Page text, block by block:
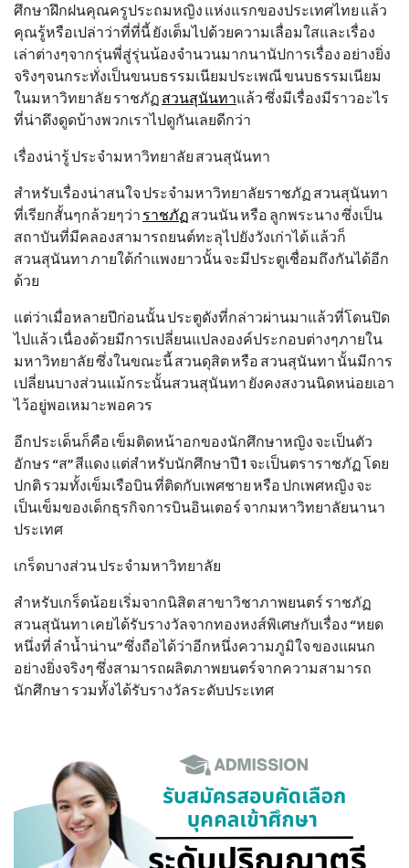
ศึกษาฝึกฝนคุณครูประถมหญิง แห่งแรกของประเทศไทย แล้ว
คุณรู้หรือเปล่าว่าที่ที่นี้ ยังเต็มไปด้วยความเลื่อมใสและเรื่อง
เล่าต่างๆจากรุ่นพี่สู่รุ่นน้องจำนวนมากนานัปการเรื่อง อย่างยิ่ง
จริงๆจนกระทั่งเป็นขนบธรรมเนียมประเพณี ขนบธรรมเนียม
ในมหาวิทยาลัย ราชภัฏ สวนสุนันทาแล้ว ซึ่งมีเรื่องมีราวอะไร
ที่น่าดึงดูดบ้างพวกเราไปดูกันเลยดีกว่า
เรื่องน่ารู้ ประจำมหาวิทยาลัย สวนสุนันทา
สำหรับเรื่องน่าสนใจ ประจำมหาวิทยาลัยราชภัฏ สวนสุนันทา
ที่เรียกสั้นๆกล้วยๆว่า ราชภัฏ สวนนัน หรือ ลูกพระนาง ซึ่งเป็น
สถาบันที่มีคลองสามารถยนต์ทะลุไปยังวังเก่าได้ แล้วก็
สวนสุนันทา ภายใต้กำแพงยาวนั้น จะมีประตูเชื่อมถึงกันได้อีก
ด้วย
แต่ว่าเมื่อหลายปีก่อนนั้น ประตูดังที่กล่าวผ่านมาแล้วที่โดนปิด
ไปแล้ว เนื่องด้วยมีการเปลี่ยนแปลงองค์ประกอบต่างๆภายใน
มหาวิทยาลัย ซึ่งในขณะนี้ สวนดุสิต หรือ สวนสุนันทา นั้นมีการ
เปลี่ยนบางส่วนแม้กระนั้นสวนสุนันทา ยังคงสงวนนิดหน่อยเอา
ไว้อยู่พอเหมาะพอควร
อีกประเด็นก็คือ เข็มติดหน้าอกของนักศึกษาหญิง จะเป็นตัว
อักษร “ส” สีแดง แต่สำหรับนักศึกษาปี 1 จะเป็นตราราชภัฏ โดย
ปกติ รวมทั้งเข็มเรือบิน ที่ติดกับเพศชาย หรือ ปกเพศหญิง จะ
เป็นเข็มของเด็กธุรกิจการบินอินเตอร์ จากมหาวิทยาลัยนานา
ประเทศ
เกร็ดบางส่วน ประจำมหาวิทยาลัย
สำหรับเกร็ดน้อย เริ่มจากนิสิต สาขาวิชาภาพยนตร์ ราชภัฏ
สวนสุนันทา เคยได้รับรางวัลจากทองหงส์พิเศษกับเรื่อง “หยด
หนึ่งที่ ลำน้ำน่าน” ซึ่งถือได้ว่าอีกหนึ่งความภูมิใจ ของแผนก
อย่างยิ่งจริงๆ ซึ่งสามารถผลิตภาพยนตร์จากความสามารถ
นักศึกษา รวมทั้งได้รับรางวัลระดับประเทศ